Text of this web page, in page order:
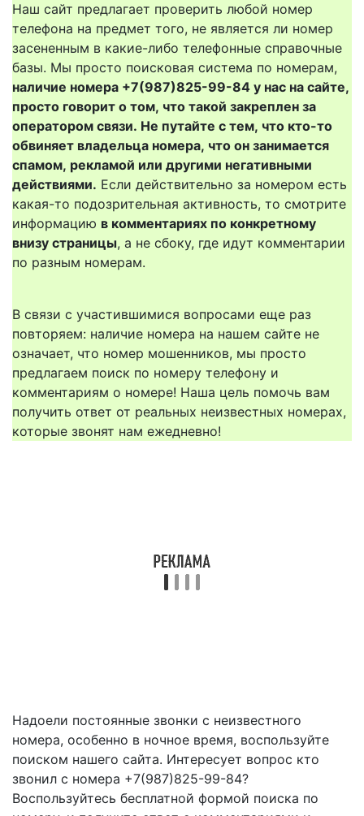
Наш сайт предлагает проверить любой номер
телефона на предмет того, не является ли номер
засененным в какие-либо телефонные справочные
базы. Мы просто поисковая система по номерам,
наличие номера +7(987)825-99-84 у нас на сайте,
просто говорит о том, что такой закреплен за
оператором связи. Не путайте с тем, что кто-то
обвиняет владельца номера, что он занимается
спамом, рекламой или другими негативными
действиями. Если действительно за номером есть
какая-то подозрительная активность, то смотрите
информацию в комментариях по конкретному
внизу страницы, а не сбоку, где идут комментарии
по разным номерам.
В связи с участившимися вопросами еще раз
повторяем: наличие номера на нашем сайте не
означает, что номер мошенников, мы просто
предлагаем поиск по номеру телефону и
комментариям о номере! Наша цель помочь вам
получить ответ от реальных неизвестных номерах,
которые звонят нам ежедневно!
Надоели постоянные звонки с неизвестного
номера, особенно в ночное время, воспользуйте
поиском нашего сайта. Интересует вопрос кто
звонил с номера +7(987)825-99-84?
Воспользуйтесь бесплатной формой поиска по